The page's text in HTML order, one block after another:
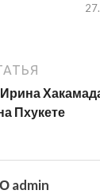
Пхукете
О admin